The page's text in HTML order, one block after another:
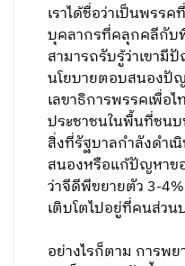
เราได้ชื่อว่าเป็นพรร
บุคลากรที่คลุกคลีกับ
สามารถรับรู้ว่าเขามี
นโยบายตอบสนองปัญ
เลขาธิการพรรคเพื่อ
ประชาชนในพื้นที่ชน
สิ่งที่รัฐบาลกำลังดำเ
สนองหรือแก้ปัญหาข
ว่าจีดีพีขยายตัว 3-
เติบโตไปอยู่ที่คนส่ว
อย่างไรก็ตาม การพย